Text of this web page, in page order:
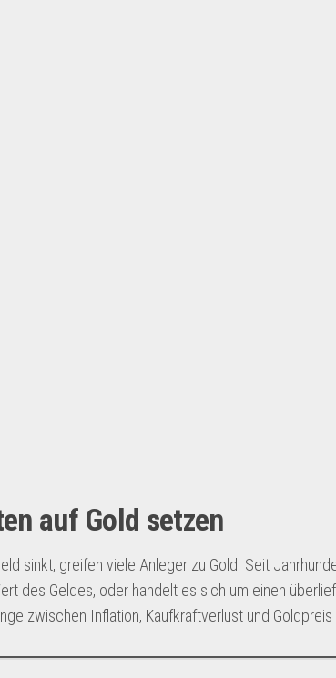
auf Gold setzen
sinkt, greifen viele Anleger zu Gold. Seit
des Geldes, oder handelt es sich um einen
zwischen Inflation, Kaufkraftverlust und